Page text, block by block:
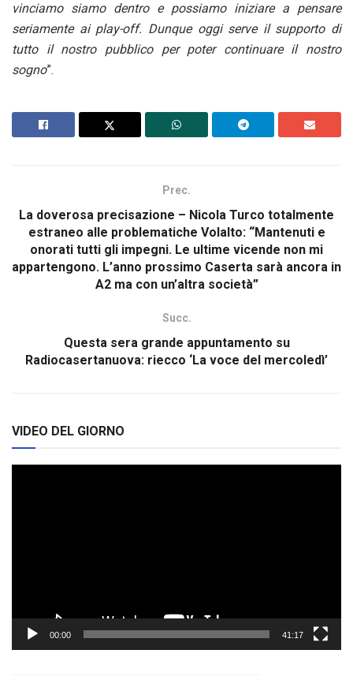
vinciamo siamo dentro e possiamo iniziare a pensare
seriamente ai play-off. Dunque oggi serve il supporto di
tutto il nostro pubblico per poter continuare il nostro
sogno”.
Prec.
La doverosa precisazione – Nicola Turco totalmente
estraneo alle problematiche Volalto: “Mantenuti e
onorati tutti gli impegni. Le ultime vicende non mi
appartengono. L’anno prossimo Caserta sarà ancora in
A2 ma con un’altra società”
Succ.
Questa sera grande appuntamento su
Radiocasertanuova: riecco ‘La voce del mercoledì’
VIDEO DEL GIORNO
00:00 41:17